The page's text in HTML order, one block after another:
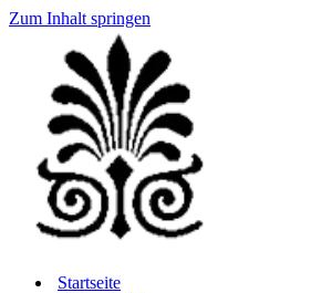
Zum Inhalt springen
Startseite